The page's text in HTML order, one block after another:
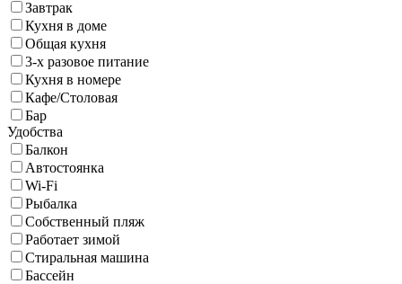
Завтрак
Кухня в доме
Общая кухня
3-х разовое питание
Кухня в номере
Кафе/Столовая
Бар
Удобства
Балкон
Автостоянка
Wi-Fi
Рыбалка
Собственный пляж
Работает зимой
Стиральная машина
Бассейн